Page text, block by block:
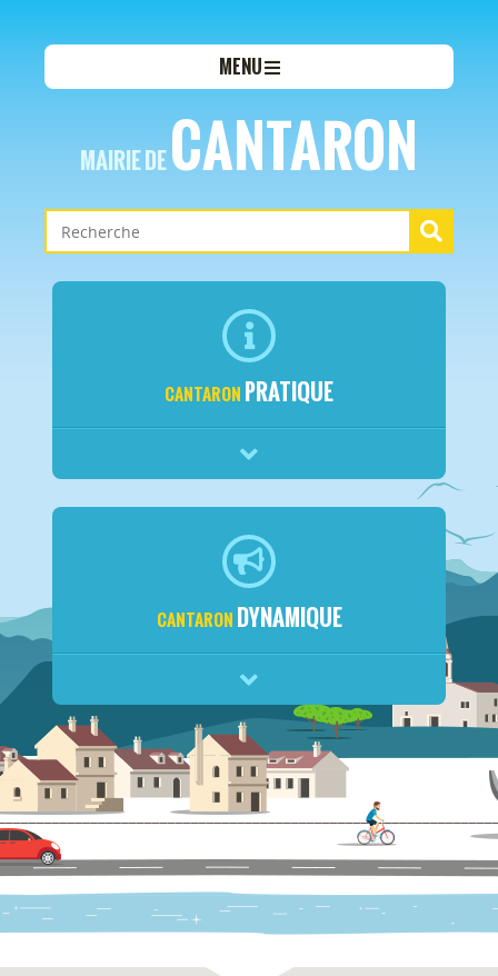
MENU
MAIRIE DECANTARON
CANTARON PRATIQUE
CANTARON DYNAMIQUE